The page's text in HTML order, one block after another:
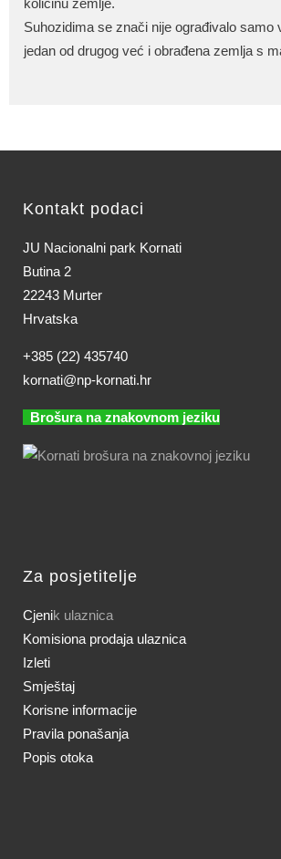
količinu zemlje.
Suhozidima se znači nije ograđivalo samo
jedan od drugog već i obrađena zemlja s
Kontakt podaci
JU Nacionalni park Kornati
Butina 2
22243 Murter
Hrvatska
+385 (22) 435740
kornati@np-kornati.hr
Brošura na znakovnom jeziku
Za posjetitelje
Cjenik ulaznica
Komisiona prodaja ulaznica
Izleti
Smještaj
Korisne informacije
Pravila ponašanja
Popis otoka